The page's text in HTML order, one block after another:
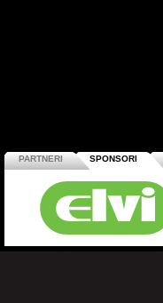
PARTNERI SPONSORI